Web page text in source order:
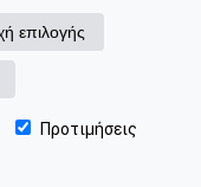
επιλογής
Προτιμήσεις
📞 Ραντεβού